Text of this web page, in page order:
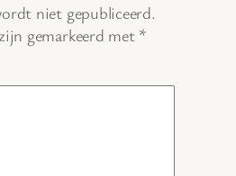
niet gepubliceerd.
gemarkeerd met *